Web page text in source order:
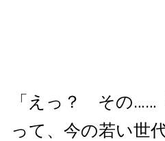
「えっ？ その……
って、今の若い世